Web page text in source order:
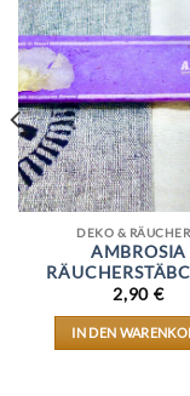
DEKO &
AMBROSIA
2,90€
IN DEN